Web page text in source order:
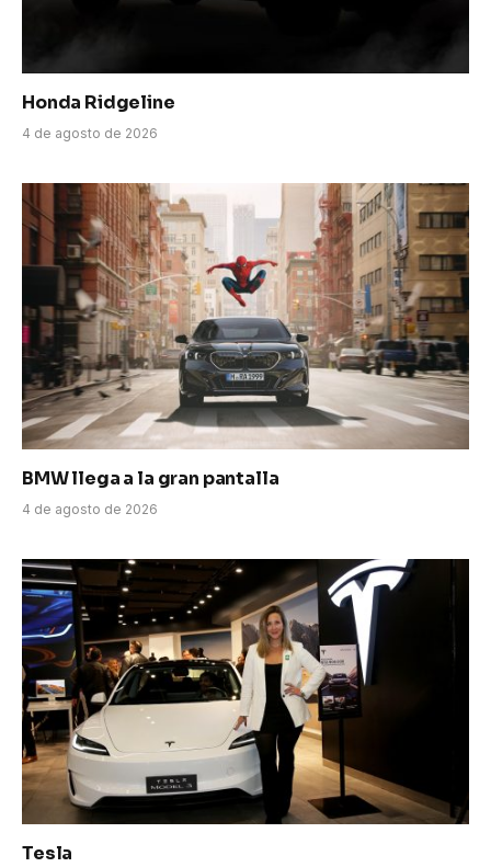
Honda Ridgeline
4 de agosto de 2026
BMW llega a la gran pantalla
4 de agosto de 2026
Tesla